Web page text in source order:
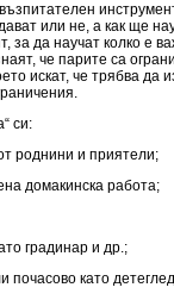
или не, а как ще
за да научат колко е
че парите са
искат, че трябва да
си:
роднини и приятели;
домакинска работа;
градинар и др.;
почасово като